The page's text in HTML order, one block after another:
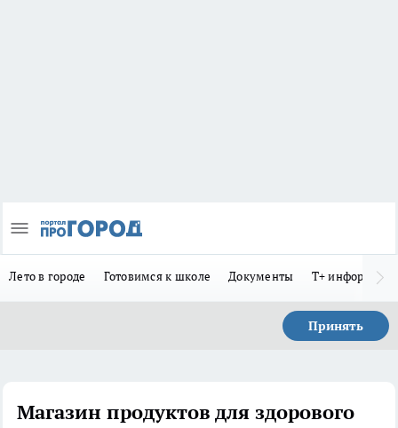
Лето в городе Готовимся к школе Документы Т+
Принять
Магазин продуктов для здорового